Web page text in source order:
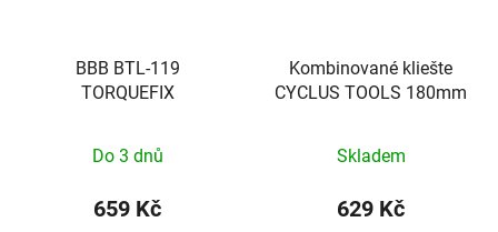
BBB BTL-119
TORQUEFIX
Do 3 dnů
659 Kč
Kombinované kliešte
CYCLUS TOOLS 180mm
Skladem
629 Kč